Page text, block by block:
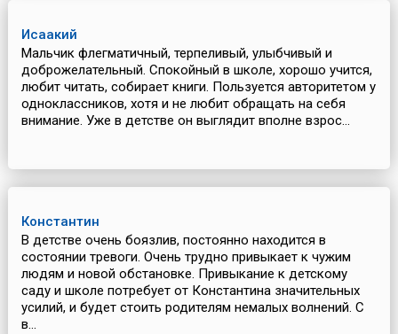
Исаакий
Мальчик флегматичный, терпеливый, улыбчивый и
доброжелательный. Спокойный в школе, хорошо учится,
любит читать, собирает книги. Пользуется авторитетом у
одноклассников, хотя и не любит обращать на себя
внимание. Уже в детстве он выглядит вполне взрос...
Константин
В детстве очень боязлив, постоянно находится в
состоянии тревоги. Очень трудно привыкает к чужим
людям и новой обстановке. Привыкание к детскому
саду и школе потребует от Константина значительных
усилий, и будет стоить родителям немалых волнений. С
в...